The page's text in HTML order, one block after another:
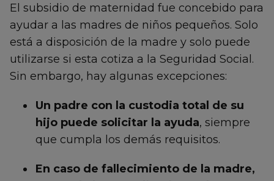
El subsidio de maternidad fue concebido para
ayudar a las madres de niños pequeños. Solo
está a disposición de la madre y solo puede
utilizarse si esta cotiza a la Seguridad Social.
Sin embargo, hay algunas excepciones:
Un padre con la custodia total de su
hijo puede solicitar la ayuda, siempre
que cumpla los demás requisitos.
En caso de fallecimiento de la madre,